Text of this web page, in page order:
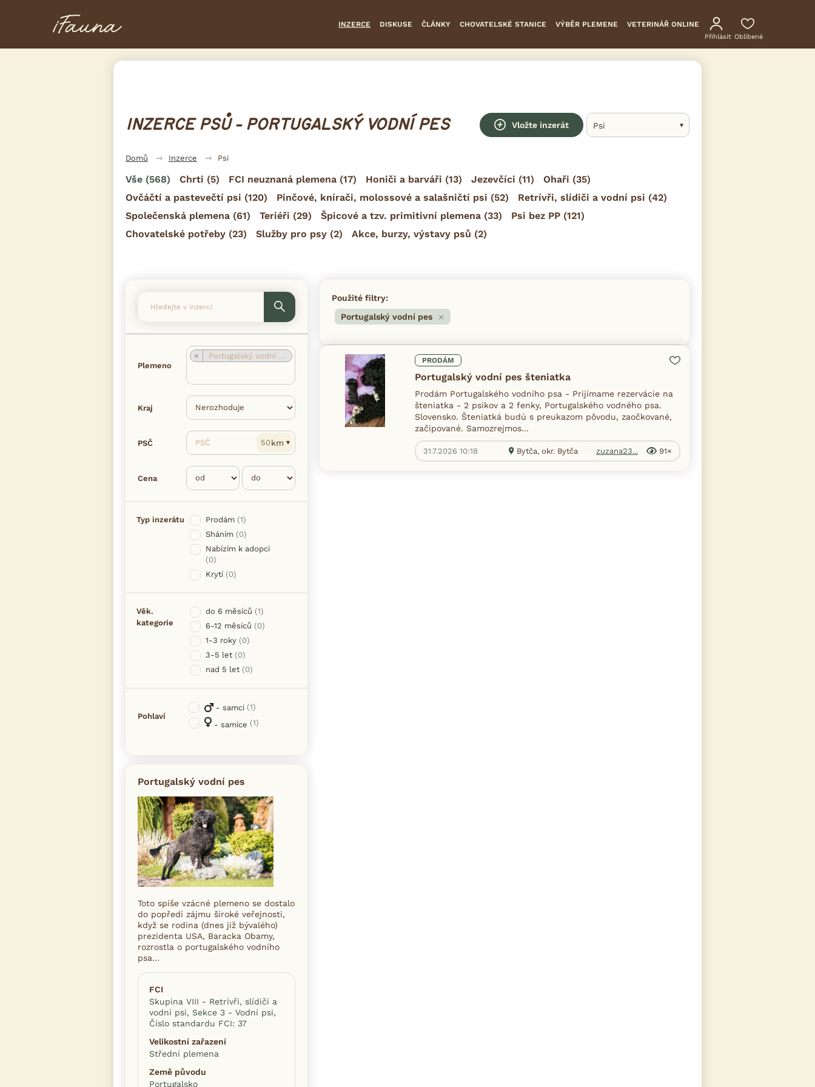
INZERCE DISKUSE ČLÁNKY CHOVATELSKÉ STANICE VÝBĚR PLEMENE VETERINÁŘ ONLINE
Přihlásit Oblíbené
INZERCE PSŮ - PORTUGALSKÝ VODNÍ PES Vložte inzerát Psi
Domů Inzerce Psi
Vše (568) Chrti (5) FCI neuznaná plemena (17) Honiči a barváři (13) Jezevčíci (11) Ohaři (35)
Ovčáčtí a pastevečtí psi (120) Pinčové, knírači, molossové a salašničtí psi (52) Retrívři, slídiči a vodní psi (42)
Společenská plemena (61) Teriéři (29) Špicové a tzv. primitivní plemena (33) Psi bez PP (121)
Chovatelské potřeby (23) Služby pro psy (2) Akce, burzy, výstavy psů (2)
Plemeno
× Portugalský vodní pes
Kraj
PSČ PSČ km
Cena
Typ inzerátu Prodám (1)
Sháním (0)
Nabízím k adopci
(0)
Krytí (0)
Věk.
kategorie
do 6 měsíců (1)
6-12 měsíců (0)
1-3 roky (0)
3-5 let (0)
nad 5 let (0)
Pohlaví
- samci (1)
- samice (1)
Portugalský vodní pes
Toto spíše vzácné plemeno se dostalo
do popředí zájmu široké veřejnosti,
když se rodina (dnes již bývalého)
prezidenta USA, Baracka Obamy,
rozrostla o portugalského vodního
psa...
FCI
Skupina VIII - Retrívři, slídiči a
vodní psi, Sekce 3 - Vodní psi,
Číslo standardu FCI: 37
Velikostní zařazení
Střední plemena
Země původu
Portugalsko
Použité filtry:
Portugalský vodní pes
PRODÁM
Portugalský vodní pes šteniatka
Prodám Portugalského vodního psa - Prijímame rezervácie na
šteniatka - 2 psikov a 2 fenky, Portugalského vodného psa.
Slovensko. Šteniatká budú s preukazom pôvodu, zaočkované,
začipované. Samozrejmos...
31.7.2026 10:18 Bytča, okr. Bytča zuzana23... 91×